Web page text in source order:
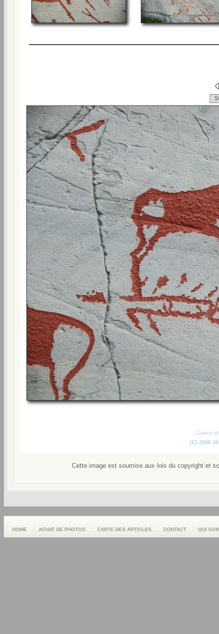
Galerie
(C) 2006-
Cette image est soumise aux lois du copyright et
HOME ACHAT DE PHOTOS CARTE DES ARTICLES CONTACT QUI